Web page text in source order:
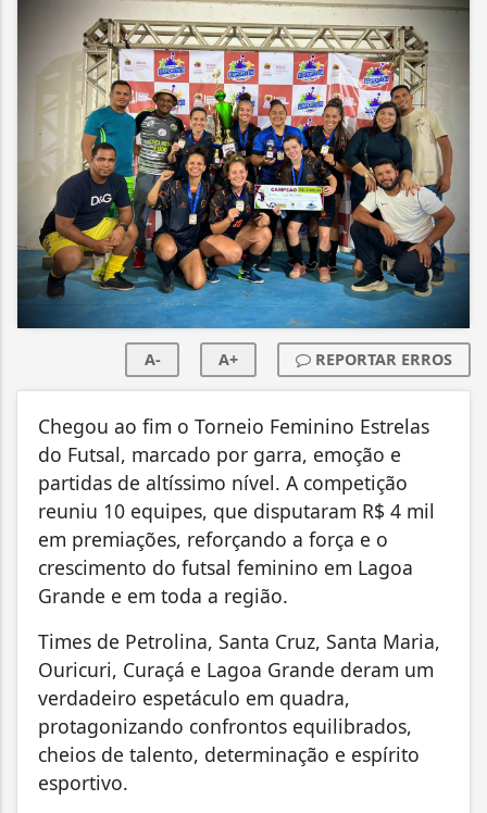
A- A+ REPORTAR ERROS
Chegou ao fim o Torneio Feminino Estrelas
do Futsal, marcado por garra, emoção e
partidas de altíssimo nível. A competição
reuniu 10 equipes, que disputaram R$ 4 mil
em premiações, reforçando a força e o
crescimento do futsal feminino em Lagoa
Grande e em toda a região.
Times de Petrolina, Santa Cruz, Santa Maria,
Ouricuri, Curaçá e Lagoa Grande deram um
verdadeiro espetáculo em quadra,
protagonizando confrontos equilibrados,
cheios de talento, determinação e espírito
esportivo.